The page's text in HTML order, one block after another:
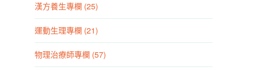
漢方養生專欄 (25)
運動生理專欄 (21)
物理治療師專欄 (57)